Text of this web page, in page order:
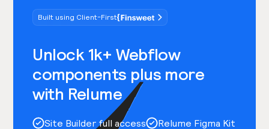
Built using Client-First
Unlock 1k+ Webflow
components plus more
with Relume
Site Builder full access
Relume Figma Kit